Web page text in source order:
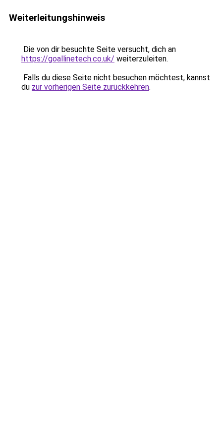
Weiterleitungshinweis
Die von dir besuchte Seite versucht, dich an
https://goallinetech.co.uk/ weiterzuleiten.
Falls du diese Seite nicht besuchen möchtest, kannst
du zur vorherigen Seite zurückkehren.